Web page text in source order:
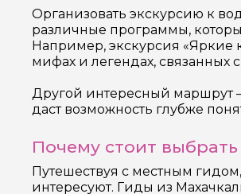
Организовать экскурсию к
различные программы,
Например, экскурсия «Яркие
мифах и легендах, связанных
Другой интересный маршрут
даст возможность глубже
Почему стоит
Путешествуя с местным
интересуют. Гиды из